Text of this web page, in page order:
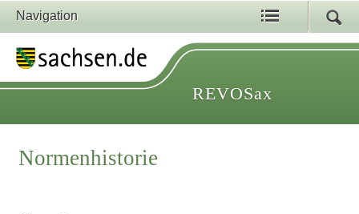
Navigation
REVOSax
Normenhistorie